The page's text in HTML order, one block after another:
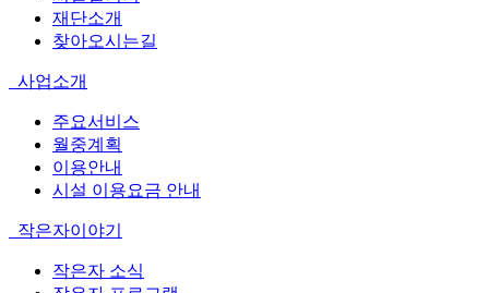
재단소개
찾아오시는길
사업소개
주요서비스
월중계획
이용안내
시설 이용요금 안내
작은자이야기
작은자 소식